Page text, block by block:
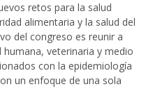
retos para la salud
alimentaria y la salud del
del congreso es reunir a
veterinaria y medio
con la epidemiología
un enfoque de una sola